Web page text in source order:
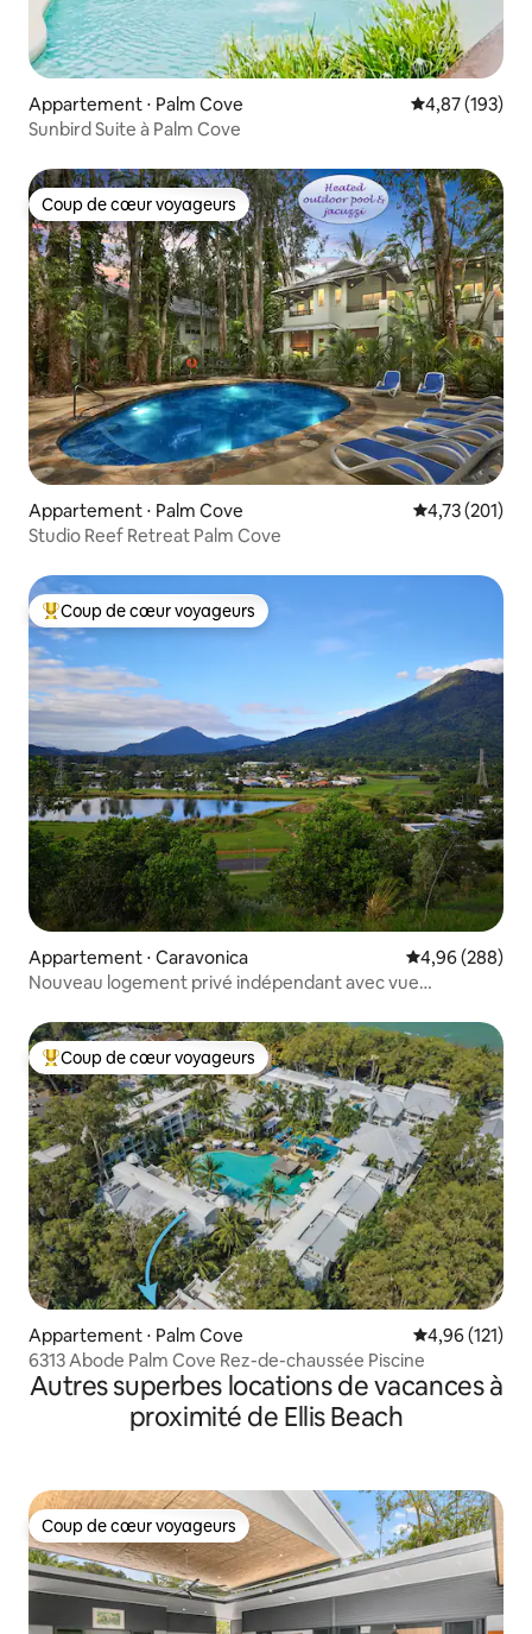
Appartement ⋅ Palm Cove Évaluation
4,87 (193)
Sunbird Suite à Palm Cove
Coup de cœur voyageurs
Coup de cœur voyageurs
Appartement ⋅ Palm Cove Évaluation
4,73 (201)
Studio Reef Retreat Palm Cove
Coups de cœur voyageurs les plus appréciés
Coup de cœur voyageurs
Appartement ⋅ Caravonica Évaluation
4,96 (288)
Nouveau logement privé indépendant avec vue
Coups de cœur voyageurs les plus appréciés
Coup de cœur voyageurs
Appartement ⋅ Palm Cove Évaluation
4,96 (121)
6313 Abode Palm Cove Rez-de-chaussée Piscine
Autres superbes locations de vacances à
proximité de Ellis Beach
Coup de cœur voyageurs
Coup de cœur voyageurs